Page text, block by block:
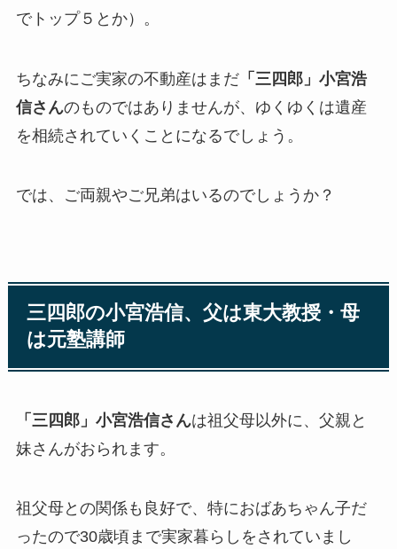
でトップ５とか）。
ちなみにご実家の不動産はまだ「三四郎」小宮浩
信さんのものではありませんが、ゆくゆくは遺産
を相続されていくことになるでしょう。
では、ご両親やご兄弟はいるのでしょうか？
三四郎の小宮浩信、父は東大教授・母
は元塾講師
「三四郎」小宮浩信さんは祖父母以外に、父親と
妹さんがおられます。
祖父母との関係も良好で、特におばあちゃん子だ
ったので30歳頃まで実家暮らしをされていまし